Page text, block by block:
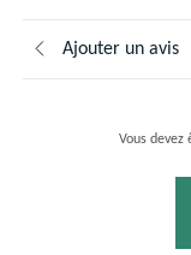
Ajouter un avis
Vous devez